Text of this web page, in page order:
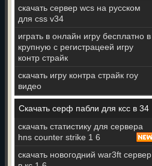
скачать сервер wcs на русском
для css v34
играть в онлайн игру бесплатно в
крупную с регистрацеей игру
контр страйк
скачать игру контра страйк гоу
видео
Скачать серф пабли для ксс в 34
скачать статистику для сервера
hns counter strike 1 6
скачать новогодний war3ft сервер